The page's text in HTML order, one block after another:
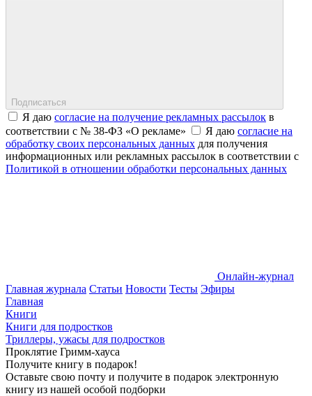
Подписаться
Я даю согласие на получение рекламных рассылок в
соответствии с № 38-ФЗ «О рекламе»
Я даю согласие на
обработку своих персональных данных для получения
информационных или рекламных рассылок в соответствии с
Политикой в отношении обработки персональных данных
Онлайн-журнал
Главная журнала Статьи Новости Тесты Эфиры
Главная
Книги
Книги для подростков
Триллеры, ужасы для подростков
Проклятие Гримм-хауса
Получите книгу в подарок!
Оставьте свою почту и получите в подарок электронную
книгу из нашей особой подборки